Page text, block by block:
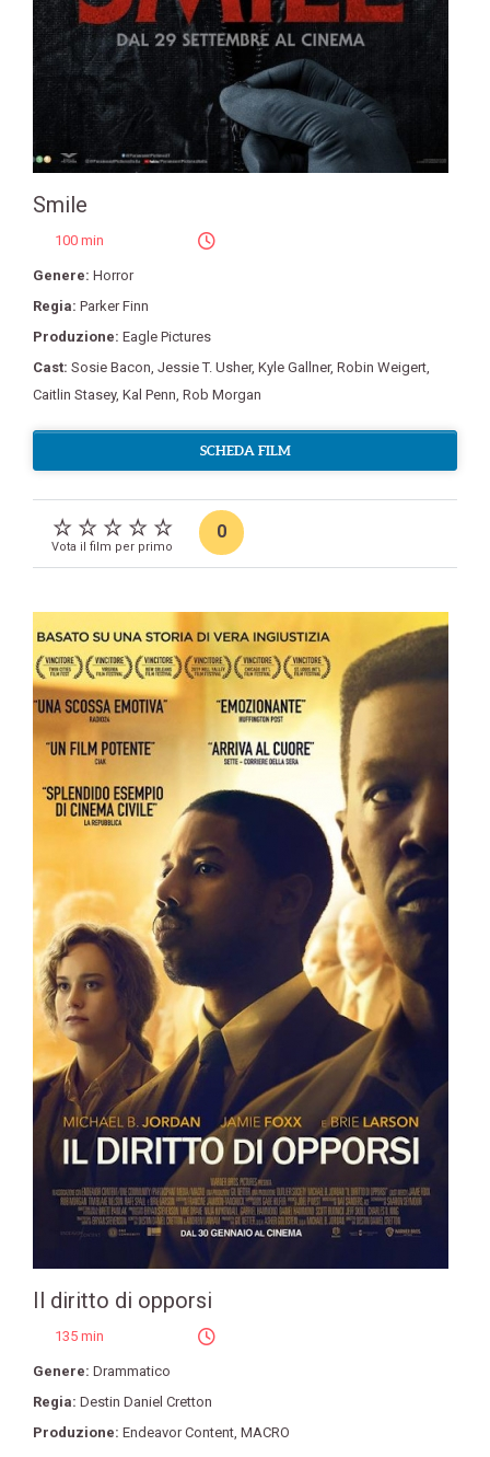
Smile
100 min
Genere: Horror
Regia: Parker Finn
Produzione: Eagle Pictures
Cast: Sosie Bacon, Jessie T. Usher, Kyle Gallner, Robin Weigert,
Caitlin Stasey, Kal Penn, Rob Morgan
SCHEDA FILM
Vota il film per primo
0
Il diritto di opporsi
135 min
Genere: Drammatico
Regia: Destin Daniel Cretton
Produzione: Endeavor Content MACRO